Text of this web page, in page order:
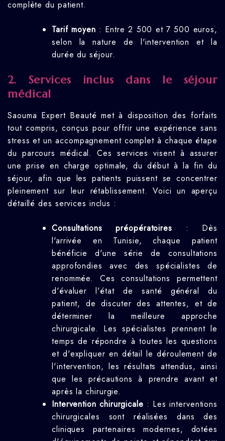
complète du patient.
Tarif moyen : Entre 2 500 et 7 500 euros,
selon la nature de l'intervention et la
durée du séjour.
2. Services inclus dans le séjour
médical
Saouma Expert Beauté met à disposition des forfaits
tout compris, conçus pour offrir une expérience sans
stress et un accompagnement complet à chaque étape
du parcours médical. Ces services visent à assurer
une prise en charge optimale, du début à la fin du
séjour, afin que les patients puissent se concentrer
pleinement sur leur rétablissement. Voici un aperçu
détaillé des services inclus :
Consultations préopératoires : Dès
l'arrivée en Tunisie, chaque patient
bénéficie d'une série de consultations
approfondies avec des spécialistes de
renommée. Ces consultations permettent
d'évaluer l'état de santé général du
patient, de discuter des attentes, et de
déterminer la meilleure approche
chirurgicale. Les spécialistes prennent le
temps de répondre à toutes les questions
et d'expliquer en détail le déroulement de
l'intervention, les résultats attendus, ainsi
que les précautions à prendre avant et
après la chirurgie.
Intervention chirurgicale : Les interventions
chirurgicales sont réalisées dans des
cliniques partenaires modernes, dotées